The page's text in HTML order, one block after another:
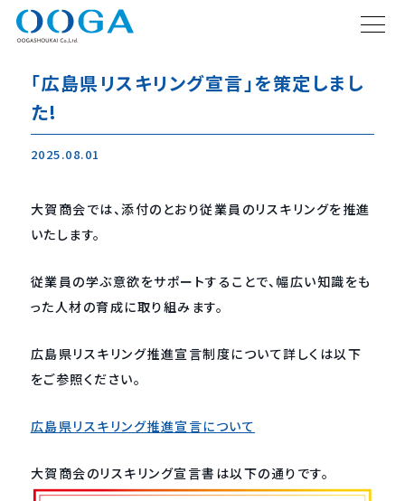
「広島県リスキリング宣言」を策定しまし
た!
2025.08.01
大賀商会では、添付のとおり従業員のリスキリングを推進
いたします。
従業員の学ぶ意欲をサポートすることで、幅広い知識をも
った人材の育成に取り組みます。
広島県リスキリング推進宣言制度について詳しくは以下
をご参照ください。
広島県リスキリング推進宣言について
大賀商会のリスキリング宣言書は以下の通りです。